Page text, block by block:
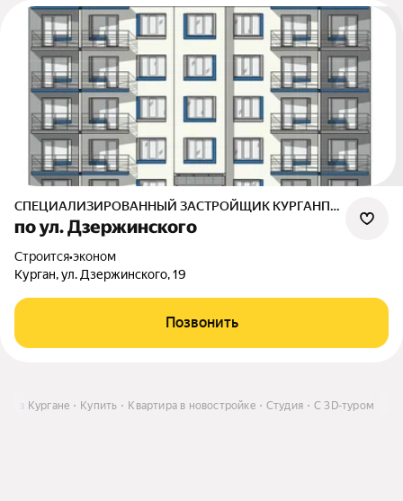
СПЕЦИАЛИЗИРОВАННЫЙ ЗАСТРОЙЩИК КУРГАНПРИБОР-ДЕВЕЛОПМЕНТ
по ул. Дзержинского
Строится•эконом
Курган, ул. Дзержинского, 19
Позвонить
C 3D-туром
Студия
Квартира в новостройке
Купить
в Кургане